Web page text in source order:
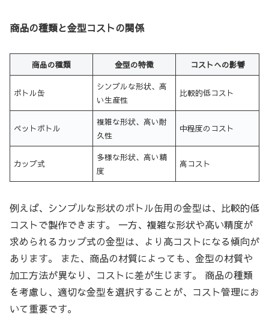
商品の種類と金型コストの関係
商品の種類 金型の特徴 コストへの影響
ボトル缶
シンプルな形状、高
い生産性
比較的低コスト
ペットボトル
複雑な形状、高い耐
久性
中程度のコスト
カップ式
多様な形状、高い精
度
高コスト
例えば、シンプルな形状のボトル缶用の金型は、比較的低
コストで製作できます。 一方、複雑な形状や高い精度が
求められるカップ式の金型は、より高コストになる傾向が
あります。 また、商品の材質によっても、金型の材質や
加工方法が異なり、コストに差が生じます。 商品の種類
を考慮し、適切な金型を選択することが、コスト管理にお
いて重要です。